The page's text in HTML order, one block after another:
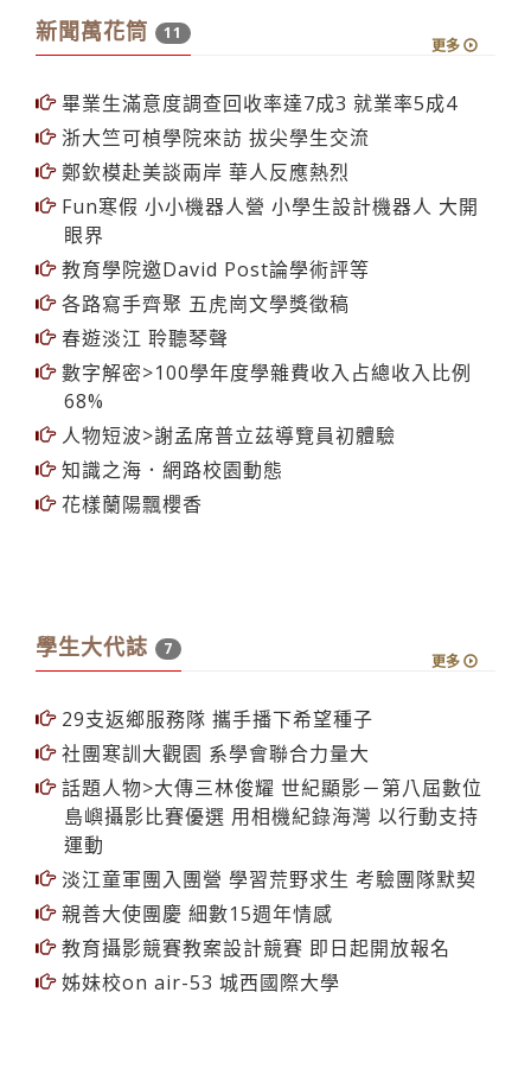
新聞萬花筒 11
更多
畢業生滿意度調查回收率達7成3 就業率5成4
浙大竺可楨學院來訪 拔尖學生交流
鄭欽模赴美談兩岸 華人反應熱烈
Fun寒假 小小機器人營 小學生設計機器人 大開
眼界
教育學院邀David Post論學術評等
各路寫手齊聚 五虎崗文學獎徵稿
春遊淡江 聆聽琴聲
數字解密>100學年度學雜費收入占總收入比例
68%
人物短波>謝孟席普立茲導覽員初體驗
知識之海．網路校園動態
花樣蘭陽飄櫻香
學生大代誌 7
更多
29支返鄉服務隊 攜手播下希望種子
社團寒訓大觀園 系學會聯合力量大
話題人物>大傳三林俊耀 世紀顯影－第八屆數位
島嶼攝影比賽優選 用相機紀錄海灣 以行動支持
運動
淡江童軍團入團營 學習荒野求生 考驗團隊默契
親善大使團慶 細數15週年情感
教育攝影競賽教案設計競賽 即日起開放報名
姊妹校on air-53 城西國際大學